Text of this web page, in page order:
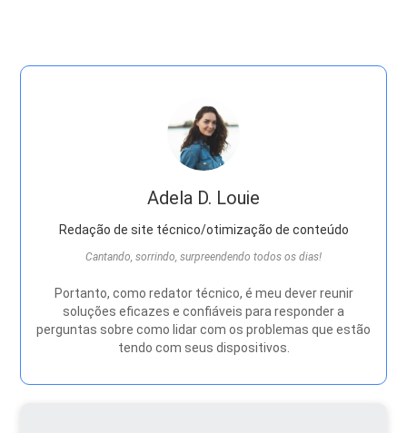
Adela D. Louie
Redação de site técnico/otimização de conteúdo
Cantando, sorrindo, surpreendendo todos os dias!
Portanto, como redator técnico, é meu dever reunir
soluções eficazes e confiáveis ​​para responder a
perguntas sobre como lidar com os problemas que estão
tendo com seus dispositivos.